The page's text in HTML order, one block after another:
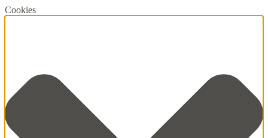
Cookies